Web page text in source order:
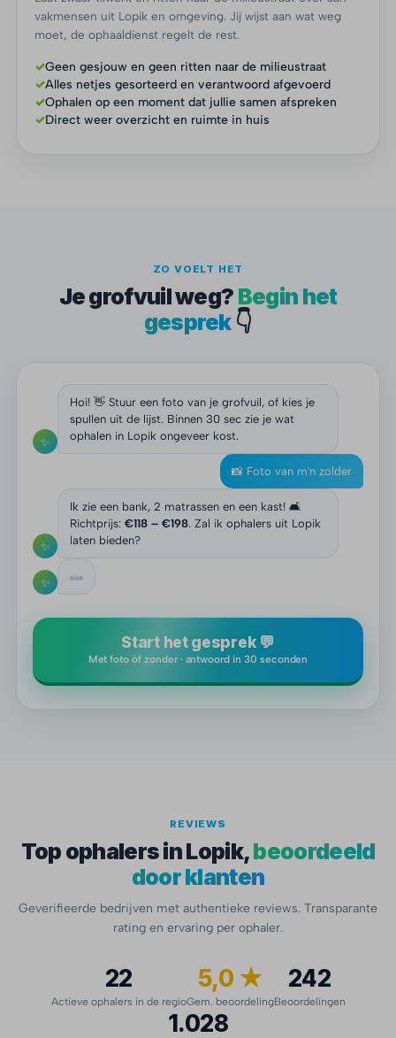
vakmensen uit Lopik en omgeving. Jij wijst aan wat weg
moet, de ophaaldienst regelt de rest.
✓Geen gesjouw en geen ritten naar de milieustraat
✓Alles netjes gesorteerd en verantwoord afgevoerd
✓Ophalen op een moment dat jullie samen afspreken
✓Direct weer overzicht en ruimte in huis
ZO VOELT HET
Je grofvuil weg? Begin het
gesprek👇
✨
Hoi! 👋 Stuur een foto van je grofvuil, of kies je
spullen uit de lijst. Binnen 30 sec zie je wat
ophalen in Lopik ongeveer kost.
📸 Foto van m'n zolder
✨
Ik zie een bank, 2 matrassen en een kast! 🛋️
Richtprijs: €118 – €198. Zal ik ophalers uit Lopik
laten bieden?
✨
Start het gesprek 💬
Met foto óf zonder · antwoord in 30 seconden
REVIEWS
Top ophalers in Lopik,beoordeeld
door klanten
Geverifieerde bedrijven met authentieke reviews. Transparante
rating en ervaring per ophaler.
22
Actieve ophalers in de regio
5,0 ★
Gem. beoordeling
242
Beoordelingen
1.028